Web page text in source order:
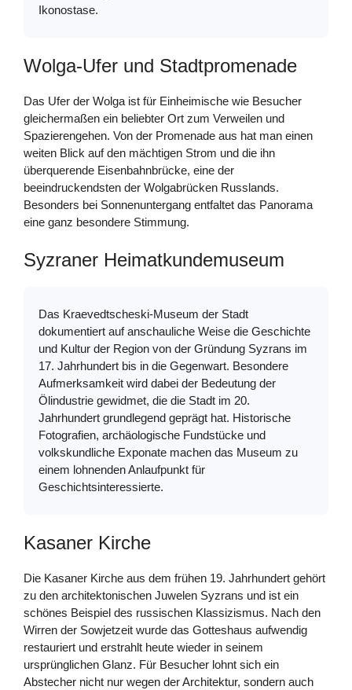
Ikonostase.
Wolga-Ufer und Stadtpromenade
Das Ufer der Wolga ist für Einheimische wie Besucher
gleichermaßen ein beliebter Ort zum Verweilen und
Spazierengehen. Von der Promenade aus hat man einen
weiten Blick auf den mächtigen Strom und die ihn
überquerende Eisenbahnbrücke, eine der
beeindruckendsten der Wolgabrücken Russlands.
Besonders bei Sonnenuntergang entfaltet das Panorama
eine ganz besondere Stimmung.
Syzraner Heimatkundemuseum
Das Kraevedtscheski-Museum der Stadt
dokumentiert auf anschauliche Weise die Geschichte
und Kultur der Region von der Gründung Syzrans im
17. Jahrhundert bis in die Gegenwart. Besondere
Aufmerksamkeit wird dabei der Bedeutung der
Ölindustrie gewidmet, die die Stadt im 20.
Jahrhundert grundlegend geprägt hat. Historische
Fotografien, archäologische Fundstücke und
volkskundliche Exponate machen das Museum zu
einem lohnenden Anlaufpunkt für
Geschichtsinteressierte.
Kasaner Kirche
Die Kasaner Kirche aus dem frühen 19. Jahrhundert gehört
zu den architektonischen Juwelen Syzrans und ist ein
schönes Beispiel des russischen Klassizismus. Nach den
Wirren der Sowjetzeit wurde das Gotteshaus aufwendig
restauriert und erstrahlt heute wieder in seinem
ursprünglichen Glanz. Für Besucher lohnt sich ein
Abstecher nicht nur wegen der Architektur, sondern auch